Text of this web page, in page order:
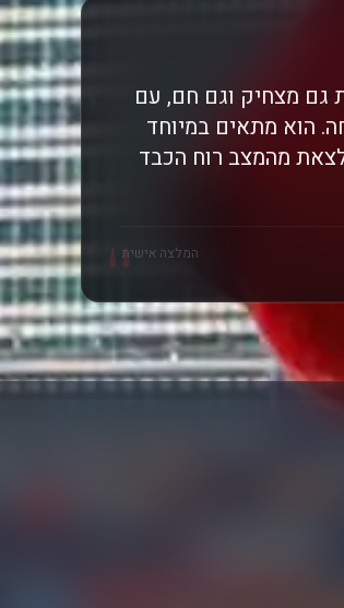
"
גם מצחיק וגם חם, עם
הוא מתאים במיוחד
מהמצב רוח הכבד
המלצה אישית